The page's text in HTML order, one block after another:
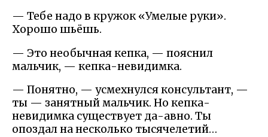
— Тебе надо в кружок «Умелые руки».
Хорошо шьёшь.
— Это необычная кепка, — пояснил
мальчик, — кепка-невидимка.
— Понятно, — усмехнулся консультант, —
ты — занятный мальчик. Но кепка-
невидимка существует да-авно. Ты
опоздал на несколько тысячелетий…